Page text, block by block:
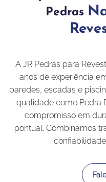
Pedras
A JR Pedras para
anos de experiência
paredes, escadas e
qualidade como Pedra
compromisso em
pontual. Combinamos